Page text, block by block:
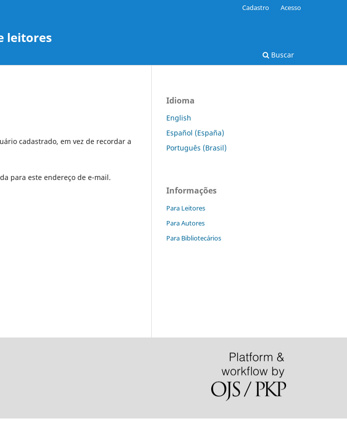
leitores
Buscar
Cadastro Acesso
cadastrado, em vez de recordar a
para este endereço de e-mail.
Idioma
English
Español (España)
Português (Brasil)
Informações
Para Leitores
Para Autores
Para Bibliotecários